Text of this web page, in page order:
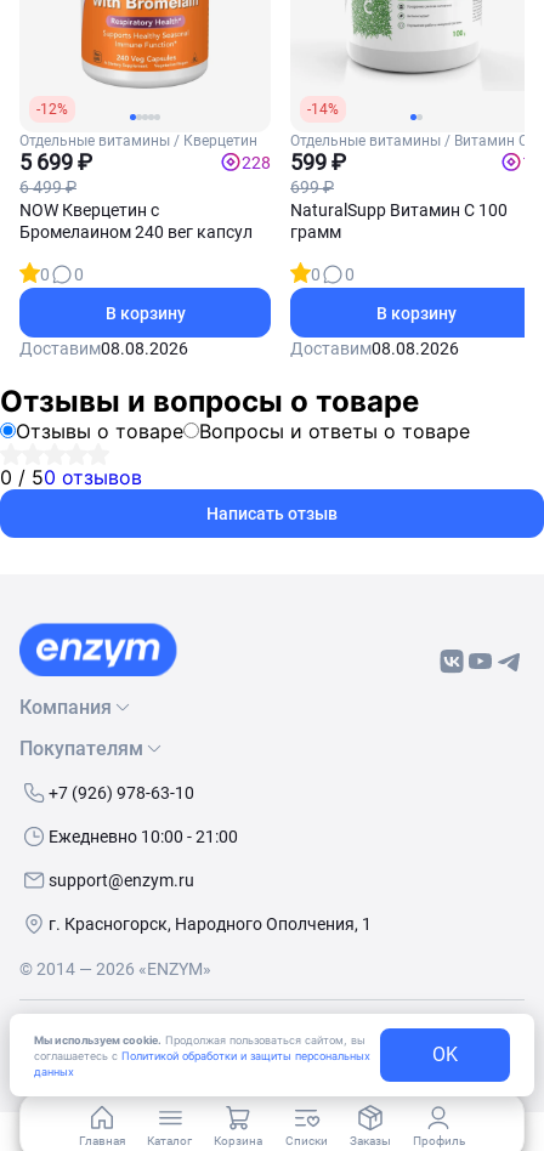
Мы используем cookie. Продолжая пользоваться сайтом, вы
соглашаетесь с Политикой обработки и защиты персональных
данных
OK
-12%
Отдельные витамины / Кверцетин
5 699 ₽
6 499 ₽
228
NOW Кверцетин с
Бромелаином 240 вег капсул
0
0
В корзину
Доставим08.08.2026
-14%
Отдельные витамины / Витамин С
599 ₽
699 ₽
12
NaturalSupp Витамин C 100
грамм
0
0
В корзину
Доставим08.08.2026
Отзывы и вопросы о товаре
Отзывы о товаре
Вопросы и ответы о товаре
0 / 50 отзывов
Написать отзыв
Компания
О нас
Бренды
Контакты
Покупателям
Как сделать заказ
Условия доставки
+7 (926) 978-63-10
Ежедневно 10:00 - 21:00
support@enzym.ru
г. Красногорск, Народного Ополчения, 1
© 2014 — 2026 «ENZYM»
Согласие
на получение рекламно-информационных
материалов
Главная Каталог Корзина Списки Заказы Профиль